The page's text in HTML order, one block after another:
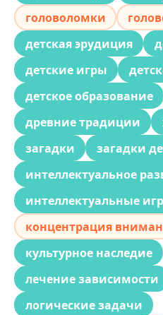
головоломки
детская эрудиция
детские игры
детское образование
древние традиции
загадки
загадки
интеллектуальное
интеллектуальные
концентрация
культурное наследие
лечение зависимости
логические задачи